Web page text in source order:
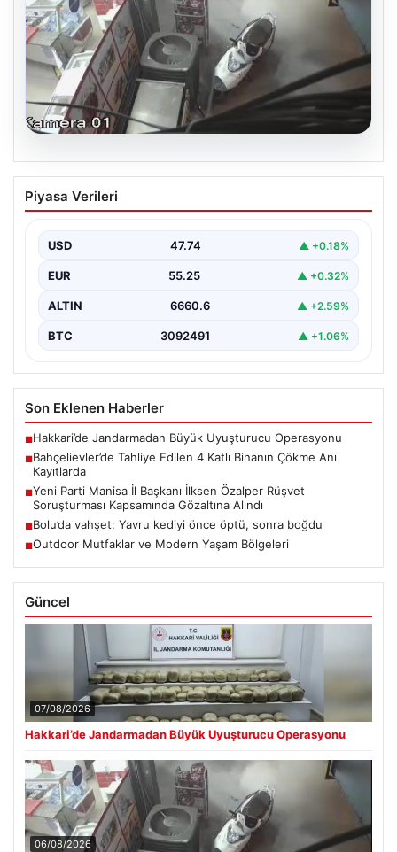
06.08.2026
Bahçelievler’de Tahliye Edilen 4 Katlı
Binanın Çökme Anı Kayıtlarda
endişe verici sesler sonrası gece saatlerinde tahliye
edilen dört…
Piyasa Verileri
USD 47.74 ▲ +0.18%
EUR 55.25 ▲ +0.32%
ALTIN 6660.6 ▲ +2.59%
BTC 3092491 ▲ +1.06%
Son Eklenen Haberler
■Hakkari’de Jandarmadan Büyük Uyuşturucu Operasyonu
■Bahçelievler’de Tahliye Edilen 4 Katlı Binanın Çökme Anı
Kayıtlarda
■Yeni Parti Manisa İl Başkanı İlksen Özalper Rüşvet
Soruşturması Kapsamında Gözaltına Alındı
■Bolu’da vahşet: Yavru kediyi önce öptü, sonra boğdu
■Outdoor Mutfaklar ve Modern Yaşam Bölgeleri
Güncel
07/08/2026
Hakkari’de Jandarmadan Büyük Uyuşturucu Operasyonu
06/08/2026